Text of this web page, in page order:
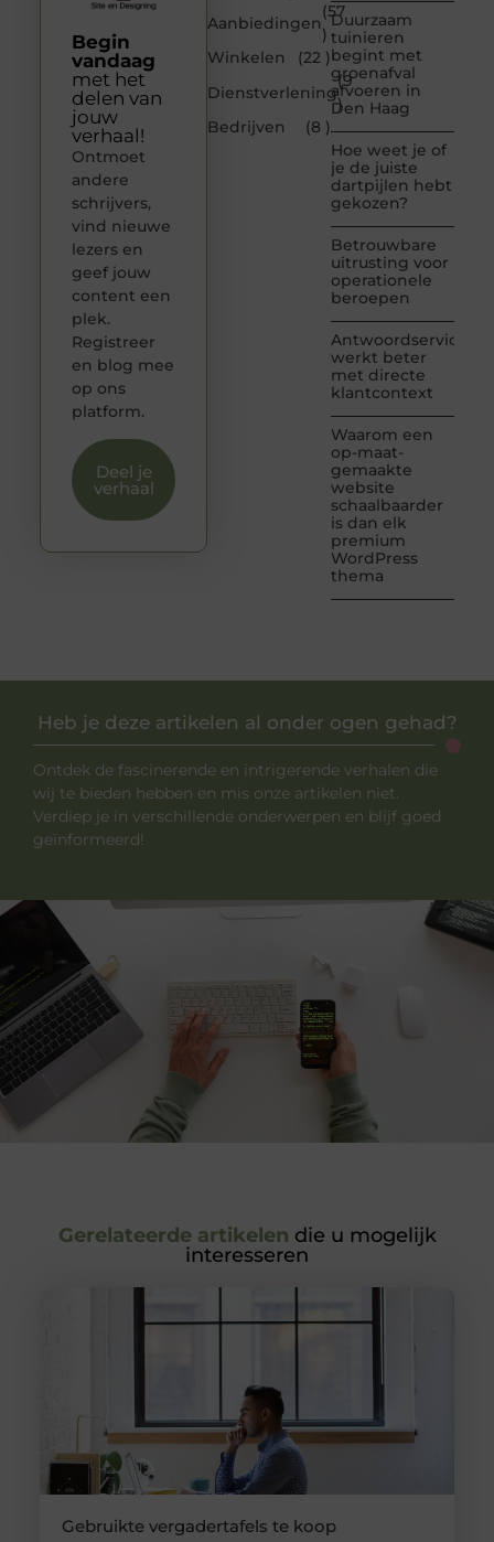
Aanbiedingen
(57
)
Winkelen
(22 )
Dienstverlening
(9
)
Bedrijven
(8 )
Duurzaam
tuinieren
begint met
groenafval
afvoeren in
Den Haag
Hoe weet je of
je de juiste
dartpijlen hebt
gekozen?
Betrouwbare
uitrusting voor
operationele
beroepen
Antwoordservice
werkt beter
met directe
klantcontext
Waarom een
op-maat-
gemaakte
website
schaalbaarder
is dan elk
premium
WordPress
thema
Begin
vandaag
met het
delen van
jouw
verhaal!
Ontmoet
andere
schrijvers,
vind nieuwe
lezers en
geef jouw
content een
plek.
Registreer
en blog mee
op ons
platform.
Deel je
verhaal
Heb je deze artikelen al onder ogen gehad?
Ontdek de fascinerende en intrigerende verhalen die
wij te bieden hebben en mis onze artikelen niet.
Verdiep je in verschillende onderwerpen en blijf goed
geïnformeerd!
Gerelateerde artikelen die u mogelijk
interesseren
Gebruikte vergadertafels te koop